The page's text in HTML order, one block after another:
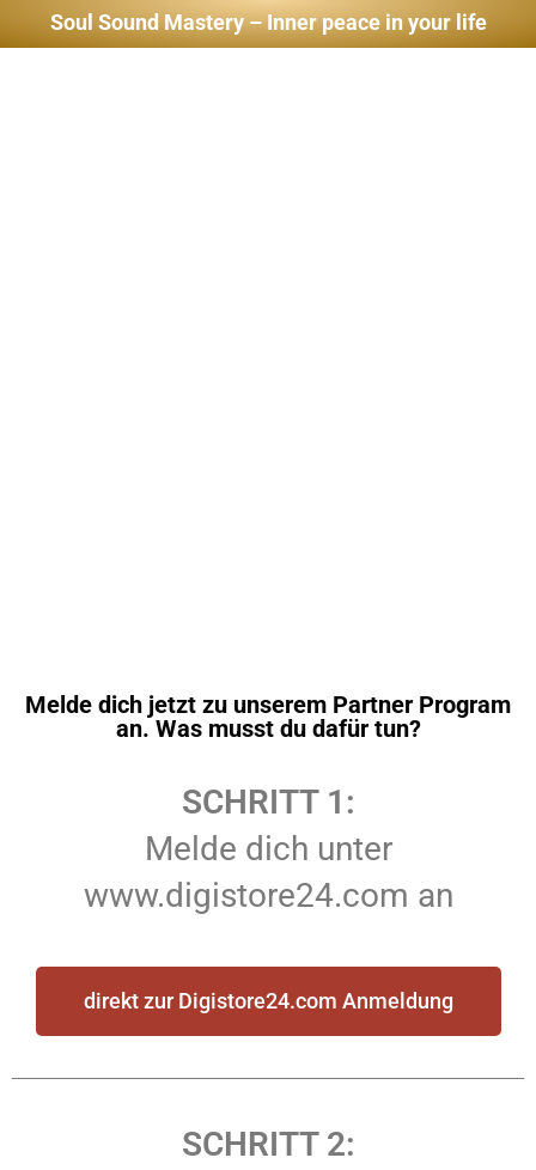
Soul Sound Mastery – Inner peace in your life
Melde dich jetzt zu unserem Partner Program
an. Was musst du dafür tun?
SCHRITT 1:
Melde dich unter
www.digistore24.com an
direkt zur Digistore24.com Anmeldung
SCHRITT 2: